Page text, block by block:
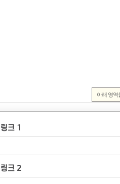
크 1
크 2